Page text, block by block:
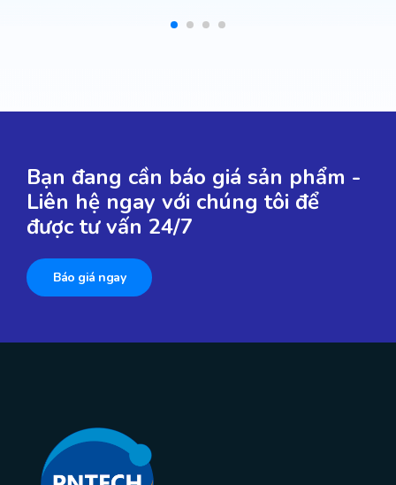
Bạn đang cần báo giá sản phẩm -
Liên hệ ngay với chúng tôi để
được tư vấn 24/7
Báo giá ngay